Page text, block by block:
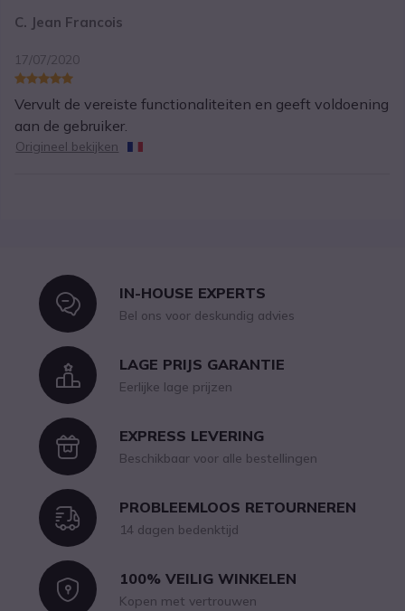
C. Jean Francois
17/07/2020
Vervult de vereiste functionaliteiten en geeft voldoening
aan de gebruiker.
Origineel bekijken
IconIN-HOUSE EXPERTS
Bel ons voor deskundig advies
IconLAGE PRIJS GARANTIE
Eerlijke lage prijzen
IconEXPRESS LEVERING
Beschikbaar voor alle bestellingen
IconPROBLEEMLOOS RETOURNEREN
14 dagen bedenktijd
Icon100% VEILIG WINKELEN
Kopen met vertrouwen